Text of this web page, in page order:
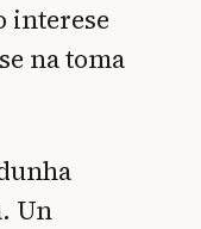
interese
na toma
Un